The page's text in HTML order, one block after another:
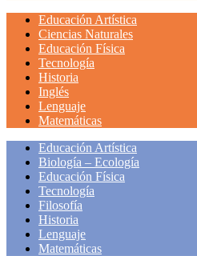
Educación Artística
Ciencias Naturales
Educación Física
Tecnología
Historia
Inglés
Lenguaje
Matemáticas
Educación Artística
Biología – Ecología
Educación Física
Tecnología
Filosofía
Historia
Lenguaje
Matemáticas